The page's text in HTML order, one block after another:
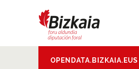
Aldundia.Diputacion
OPENDATA.BIZKAIA.EUS